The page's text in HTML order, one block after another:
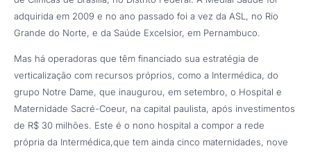
adquirida em 2009 e no ano passado foi a vez da ASL, no Rio
Grande do Norte, e da Saúde Excelsior, em Pernambuco.
Mas há operadoras que têm financiado sua estratégia de
verticalização com recursos próprios, como a Intermédica, do
grupo Notre Dame, que inaugurou, em setembro, o Hospital e
Maternidade Sacré-Coeur, na capital paulista, após investimentos
de R$ 30 milhões. Este é o nono hospital a compor a rede
própria da Intermédica,que tem ainda cinco maternidades, nove